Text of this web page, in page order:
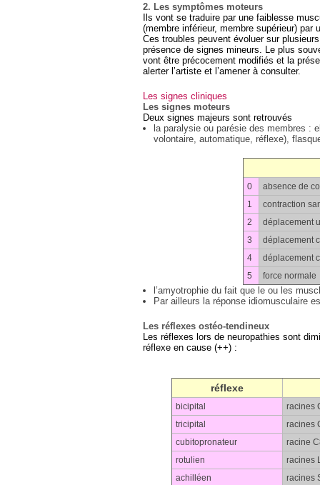
2. Les symptômes moteurs
Ils vont se traduire par une faiblesse
(membre inférieur, membre supérieur)
Ces troubles peuvent évoluer sur
présence de signes mineurs. Le plus
vont être précocement modifiés et la
alerter l’artiste et l’amener à consulter.
Les signes cliniques
Les signes moteurs
Deux signes majeurs sont retrouvés
la paralysie ou parésie des membres :
volontaire, automatique, réflexe),
0
absence de
1
contraction
2
déplacement
3
déplacement
4
déplacement
5
force normale
l’amyotrophie du fait que le ou les
Par ailleurs la réponse idiomusculaire
Les réflexes ostéo-tendineux
Les réflexes lors de neuropathies sont
réflexe en cause (++) :
réflexe
bicipital
racines
tricipital
racines
cubitopronateur
racine
rotulien
racines
achilléen
racines